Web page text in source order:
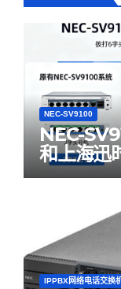
NEC-SV9100
NEC-
和上海迅
IPPBX网络电话交换